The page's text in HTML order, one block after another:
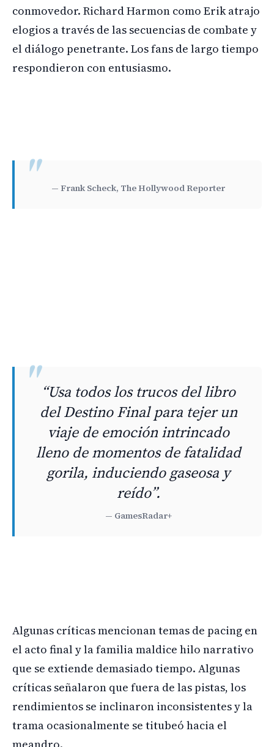
conmovedor. Richard Harmon como Erik atrajo
elogios a través de las secuencias de combate y
el diálogo penetrante. Los fans de largo tiempo
respondieron con entusiasmo.
— Frank Scheck, The Hollywood Reporter
“Usa todos los trucos del libro
del Destino Final para tejer un
viaje de emoción intrincado
lleno de momentos de fatalidad
gorila, induciendo gaseosa y
reído”.
— GamesRadar+
Algunas críticas mencionan temas de pacing en
el acto final y la familia maldice hilo narrativo
que se extiende demasiado tiempo. Algunas
críticas señalaron que fuera de las pistas, los
rendimientos se inclinaron inconsistentes y la
trama ocasionalmente se titubeó hacia el